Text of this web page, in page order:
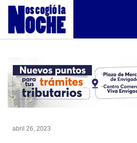
abril 26, 2023